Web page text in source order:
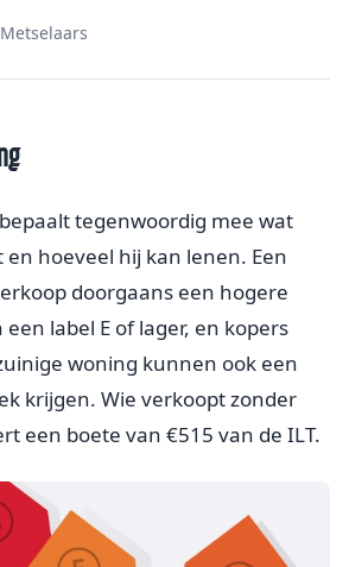
tegenwoordig mee wat
hoeveel hij kan lenen. Een
doorgaans een hogere
label E of lager, en kopers
woning kunnen ook een
krijgen. Wie verkoopt zonder
een boete van €515 van de ILT.